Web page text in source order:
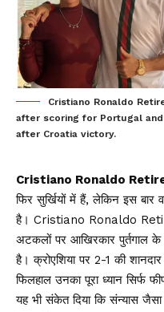
Cristiano Ronaldo
after scoring for Portugal
after Croatia victory.
Cristiano Ronaldo
फिर सुर्खियों में हैं, लेकिन इस बार
है। Cristiano Ronaldo
अटकलों पर आखिरकार पुर्तगाल के
है। क्रोएशिया पर 2-1 की
फिलहाल उनका पूरा ध्यान सिर्फ
यह भी संकेत दिया कि संन्यास